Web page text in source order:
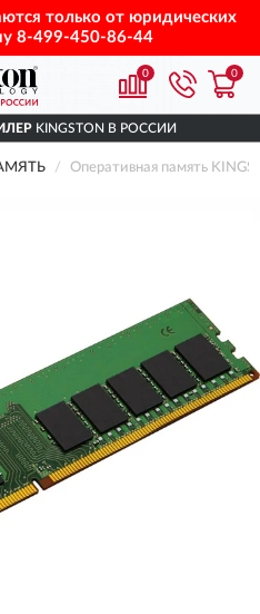
только от юридических
8-499-450-86-44
0 0
KINGSTON В РОССИИ
Оперативная память